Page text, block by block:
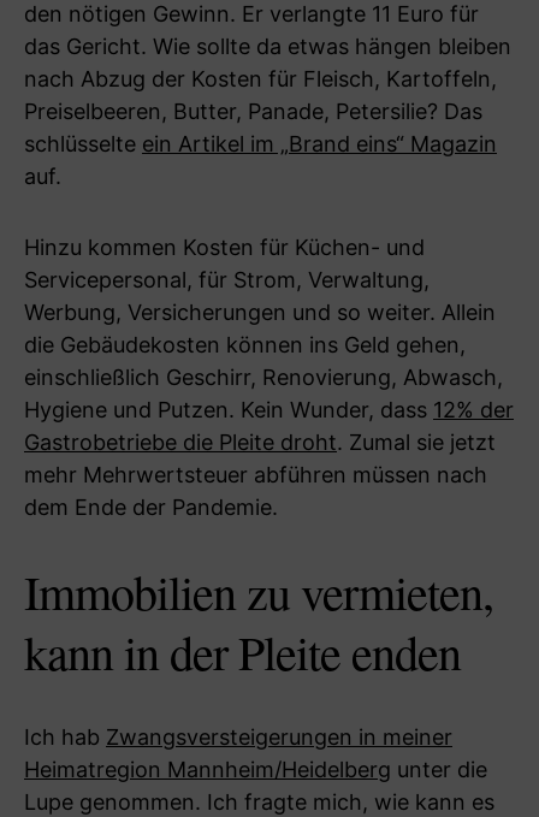
den nötigen Gewinn. Er verlangte 11 Euro für
das Gericht. Wie sollte da etwas hängen bleiben
nach Abzug der Kosten für Fleisch, Kartoffeln,
Preiselbeeren, Butter, Panade, Petersilie? Das
schlüsselte ein Artikel im „Brand eins“ Magazin
auf.
Hinzu kommen Kosten für Küchen- und
Servicepersonal, für Strom, Verwaltung,
Werbung, Versicherungen und so weiter. Allein
die Gebäudekosten können ins Geld gehen,
einschließlich Geschirr, Renovierung, Abwasch,
Hygiene und Putzen. Kein Wunder, dass 12% der
Gastrobetriebe die Pleite droht. Zumal sie jetzt
mehr Mehrwertsteuer abführen müssen nach
dem Ende der Pandemie.
Immobilien zu vermieten,
kann in der Pleite enden
Ich hab Zwangsversteigerungen in meiner
Heimatregion Mannheim/Heidelberg unter die
Lupe genommen. Ich fragte mich, wie kann es